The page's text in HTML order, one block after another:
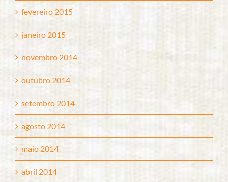
fevereiro 2015
janeiro 2015
novembro 2014
outubro 2014
setembro 2014
agosto 2014
maio 2014
abril 2014